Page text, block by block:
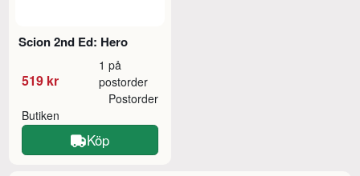
Scion 2nd Ed: Hero
519 kr
1 på
postorder
Butiken
Postorder
Köp